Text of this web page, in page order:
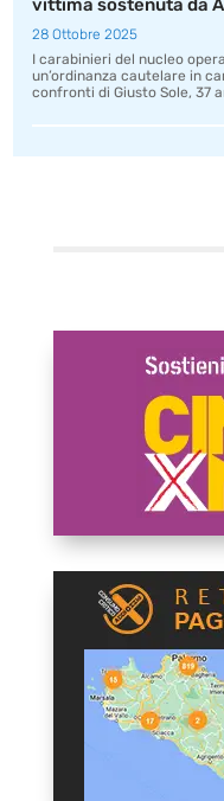
vittima sostenuta da
28 Ottobre 2025
I carabinieri del nucleo
un’ordinanza cautelare in
confronti di Giusto Sole, 37